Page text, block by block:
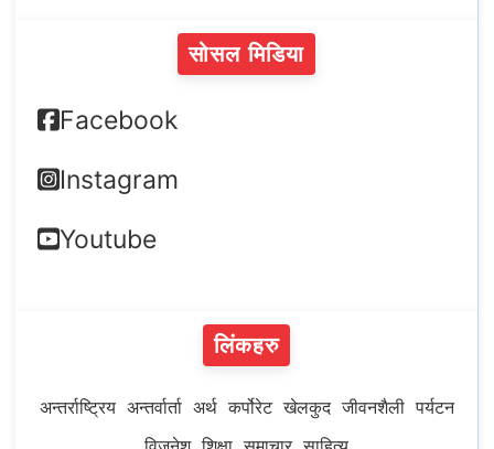
सोसल मिडिया
Facebook
Instagram
Youtube
लिंकहरु
अन्तर्राष्ट्रिय अन्तर्वार्ता अर्थ कर्पोरेट खेलकुद जीवनशैली पर्यटन